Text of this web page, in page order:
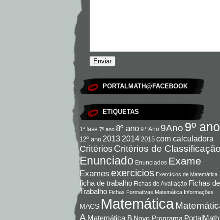
PORTALMATH@FACEBOOK
ETIQUETAS
1ª fase 7º ano 8º ano 9.º Ano 9Ano 9º ano
12º ano 2013 2014 2015 com calculadora
Critérios Critérios de
Enunciado Enunciados Exame
Exames exercicios Exercícios de Matemática
ficha de trabalho Fichas de Avaliação Fichas de
Trabalho Fichas Formativas Matemática Informações
MACS Matemática
A Matemática B Novo Programa PortalMath